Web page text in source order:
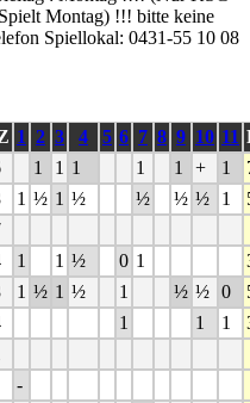
Montag) !!! bitte keine
Spiellokal: 0431-55 10 08
1 2 3 4 5 6 7 8 9 10 11
1 1 1 1 1 + 1
1 ½ 1 ½ ½ ½ ½ 1
1 1 ½ 0 1
1 ½ 1 ½ 1 ½ ½ 0
1 1 1
-